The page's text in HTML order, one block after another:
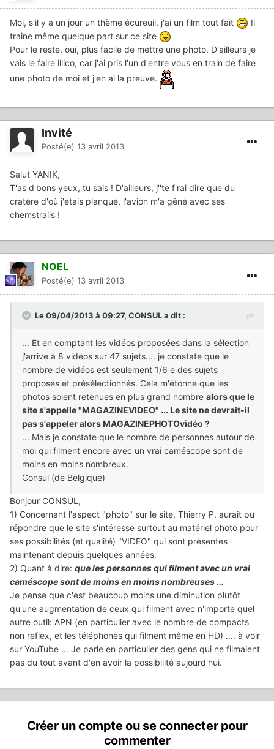
Moi, s'il y a un jour un thème écureuil, j'ai un film tout fait
Il
traine même quelque part sur ce site
Pour le reste, oui, plus facile de mettre une photo. D'ailleurs je
vais le faire illico, car j'ai pris l'un d'entre vous en train de faire
une photo de moi et j'en ai la preuve.
Invité
Posté(e) 13 avril 2013
Salut YANIK,
T'as d'bons yeux, tu sais ! D'ailleurs, j''te f'rai dire que du
cratère d'où j'étais planqué, l'avion m'a gêné avec ses
chemstrails !
NOEL
Posté(e) 13 avril 2013
Le 09/04/2013 à 09:27, CONSUL a dit :
... Et en comptant les vidéos proposées dans la sélection
j'arrive à 8 vidéos sur 47 sujets.... je constate que le
nombre de vidéos est seulement 1/6 e des sujets
proposés et présélectionnés. Cela m'étonne que les
photos soient retenues en plus grand nombre alors que le
site s'appelle "MAGAZINEVIDEO" ... Le site ne devrait-il
pas s'appeler alors MAGAZINEPHOTOvidéo ?
... Mais je constate que le nombre de personnes autour de
moi qui filment encore avec un vrai caméscope sont de
moins en moins nombreux.
Consul (de Belgique)
Bonjour CONSUL,
1) Concernant l'aspect "photo" sur le site, Thierry P. aurait pu
répondre que le site s'intéresse surtout au matériel photo pour
ses possibilités (et qualité) "VIDEO" qui sont présentes
maintenant depuis quelques années.
2) Quant à dire: que les personnes qui filment avec un vrai
caméscope sont de moins en moins nombreuses ...
Je pense que c'est beaucoup moins une diminution plutôt
qu'une augmentation de ceux qui filment avec n'importe quel
autre outil: APN (en particulier avec le nombre de compacts
non reflex, et les téléphones qui filment même en HD) .... à voir
sur YouTube ... Je parle en particulier des gens qui ne filmaient
pas du tout avant d'en avoir la possibilité aujourd'hui.
Créer un compte ou se connecter pour
commenter